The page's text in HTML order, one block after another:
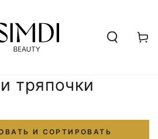
тряпочки
И СОРТИРОВАТЬ